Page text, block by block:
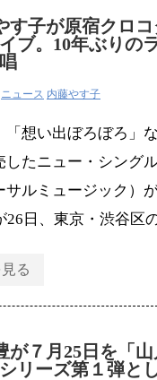
す子が原宿クロ
ブ。10年ぶりの
ニュース 内藤やす子
「想い出ぼろぼろ」
したニュー・シング
サルミュージック）
26日、東京・渋谷区
る
が７月25日を「
リーズ第１弾と